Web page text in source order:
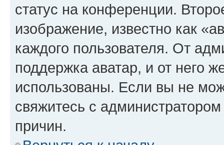
статус на конференции.
изображение, известно как
каждого пользователя. От
поддержка аватар, и от него
использованы. Если вы не
свяжитесь с
причин.